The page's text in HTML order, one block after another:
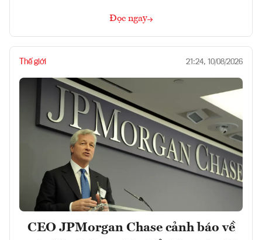
Đọc ngay
Thế giới 21:24, 10/08/2026
CEO JPMorgan Chase cảnh báo về